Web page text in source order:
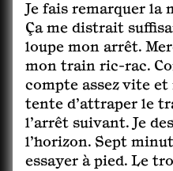
Je fais remarquer la
Ça me distrait
loupe mon arrêt.
mon train ric-rac.
compte assez vite et
tente d’attraper le
l’arrêt suivant. Je
l’horizon. Sept
essayer à pied. Le